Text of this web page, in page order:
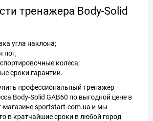
тренажера Body-Solid
угла наклона;
ног;
колеса;
сроки гарантии.
профессиональный тренажер
Body-Solid GAB60 по выгодной цене в
магазине sportstart.com.ua и мы
в кратчайшие сроки в любой город